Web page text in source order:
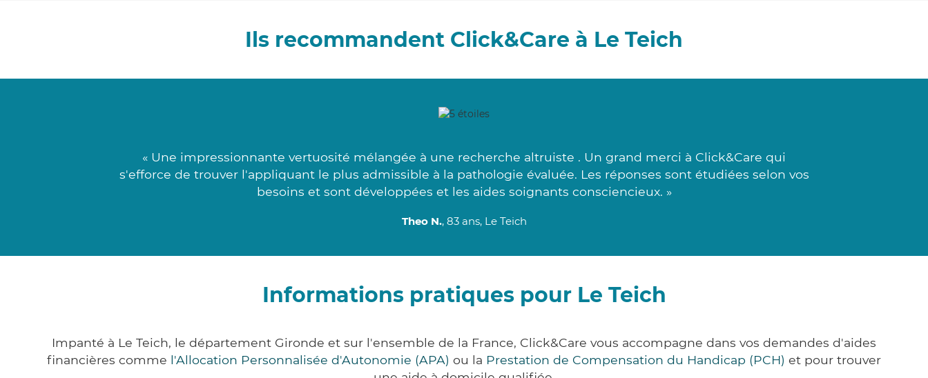
Ils recommandent Click&Care à Le Teich
« Une impressionnante vertuosité mélangée à une recherche altruiste . Un grand merci à Click&Care qui
s'efforce de trouver l'appliquant le plus admissible à la pathologie évaluée. Les réponses sont étudiées selon vos
besoins et sont développées et les aides soignants consciencieux. »
Theo N., 83 ans, Le Teich
Informations pratiques pour Le Teich
Impanté à Le Teich, le département Gironde et sur l'ensemble de la France, Click&Care vous accompagne dans vos demandes d'aides
financières comme l'Allocation Personnalisée d'Autonomie (APA) ou la Prestation de Compensation du Handicap (PCH) et pour trouver